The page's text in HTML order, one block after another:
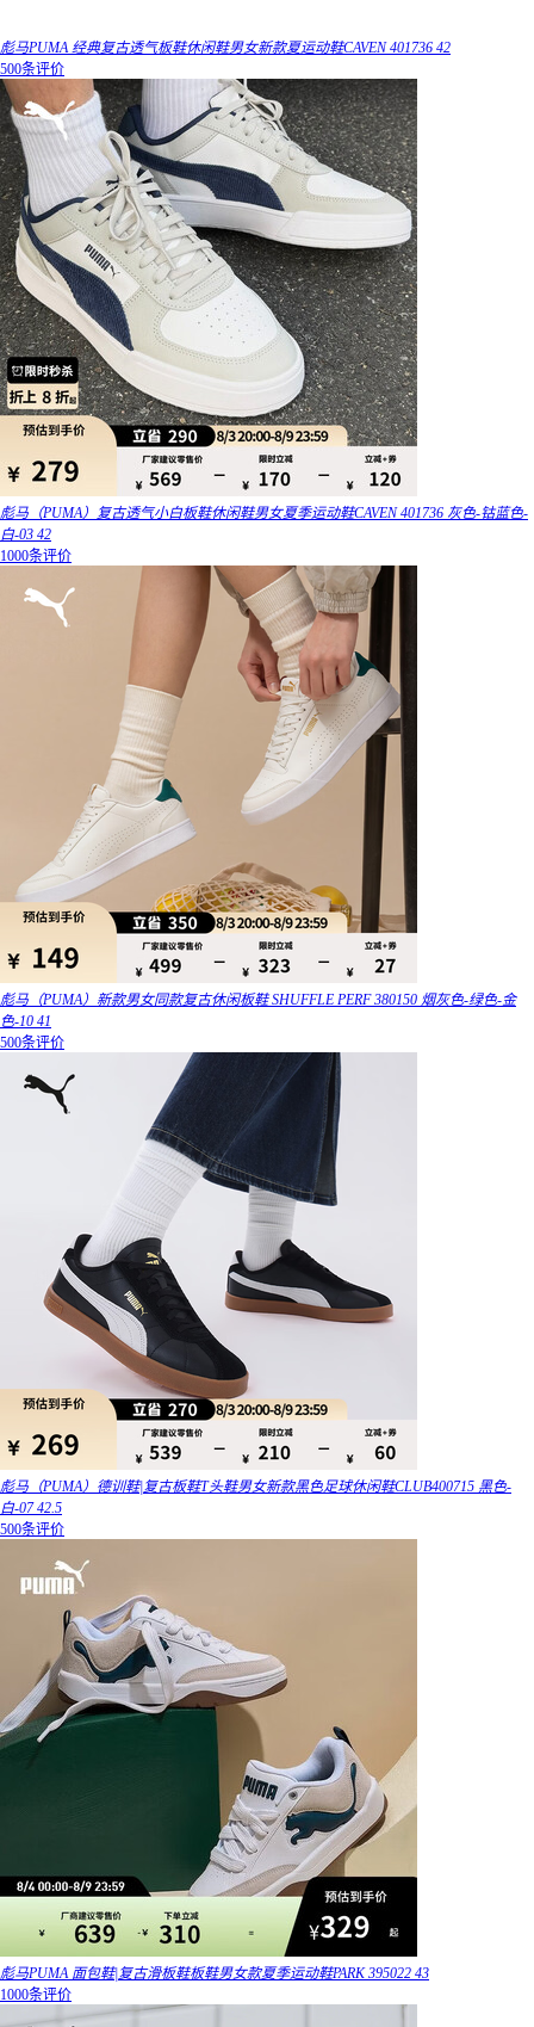
彪马PUMA 经典复古透气板鞋休闲鞋男女新款夏运动鞋CAVEN 401736 42
500条评价
彪马（PUMA）复古透气小白板鞋休闲鞋男女夏季运动鞋CAVEN 401736 灰色-钴蓝色-
白-03 42
1000条评价
彪马（PUMA）新款男女同款复古休闲板鞋 SHUFFLE PERF 380150 烟灰色-绿色-金
色-10 41
500条评价
彪马（PUMA）德训鞋|复古板鞋T头鞋男女新款黑色足球休闲鞋CLUB400715 黑色-
白-07 42.5
500条评价
彪马PUMA 面包鞋|复古滑板鞋板鞋男女款夏季运动鞋PARK 395022 43
1000条评价